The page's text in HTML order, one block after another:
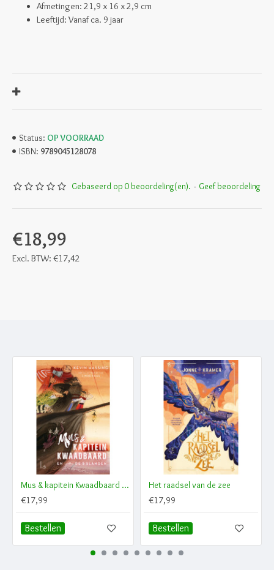
Afmetingen: 21,9 x 16 x 2,9 cm
Leeftijd: Vanaf ca. 9 jaar
Status: OP VOORRAAD
ISBN: 9789045128078
Gebaseerd op 0 beoordeling(en). - Geef beoordeling
€18,99
Excl. BTW: €17,42
Mus & kapitein Kwaadbaard en De 5 slangen
€17,99
Bestellen
Het raadsel van de zee
€17,99
Bestellen